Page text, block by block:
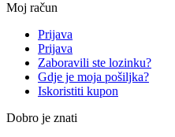
Moj račun
Prijava
Prijava
Zaboravili ste lozinku?
Gdje je moja pošiljka?
Iskoristiti kupon
Dobro je znati